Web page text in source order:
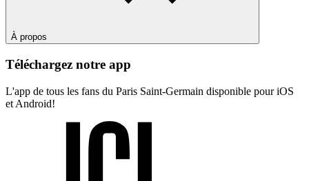
À propos
Téléchargez notre app
L'app de tous les fans du Paris Saint-Germain disponible pour iOS
et Android!